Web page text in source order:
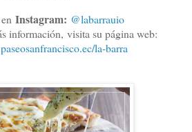
Instagram: @labarrauio
información, visita su página web:
la-barra